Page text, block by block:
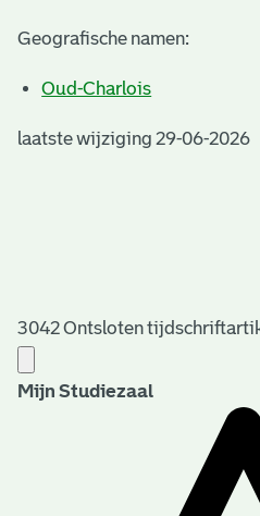
Geografische namen:
Oud-Charlois
laatste wijziging 29-06-2026
3042 Ontsloten
Mijn Studiezaal